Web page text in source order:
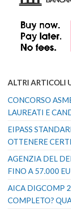
ALTRI ARTICOLI
CONCORSO
LAUREATI E
EIPASS
OTTENERE
AGENZIA DEL
FINO A 57.000
AICA DIGCOMP
COMPLETO?